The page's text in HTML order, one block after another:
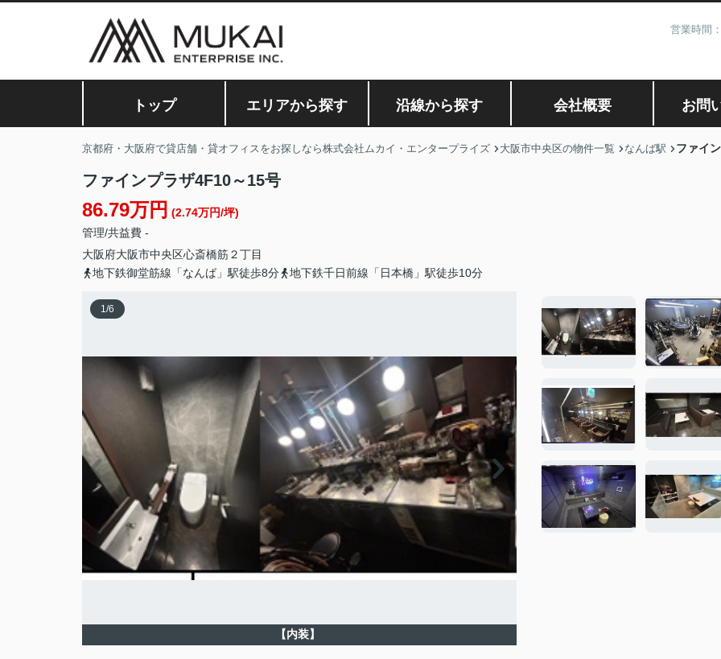
営業時間
トップ エリアから探す 沿線から探す 会社概要 お問
京都府・大阪府で貸店舗・貸オフィスをお探しなら株式会社ムカイ・エンタープライズ 大阪市中央区の物件一覧 なんば駅 ファイ
ファインプラザ4F10～15号
86.79万円 (2.74万円/坪)
管理/共益費 -
大阪府大阪市中央区心斎橋筋２丁目
地下鉄御堂筋線「なんば」駅徒歩8分
地下鉄千日前線「日本橋」駅徒歩10分
1/6
【内装】